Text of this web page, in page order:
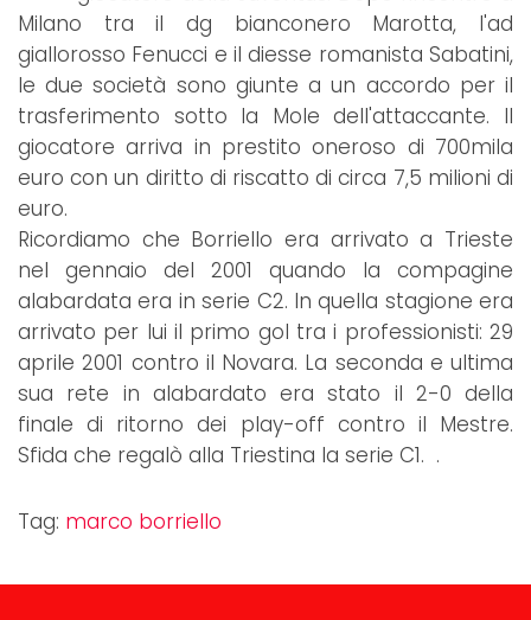
Milano tra il dg bianconero Marotta, l'ad
giallorosso Fenucci e il diesse romanista Sabatini,
le due società sono giunte a un accordo per il
trasferimento sotto la Mole dell'attaccante. Il
giocatore arriva in prestito oneroso di 700mila
euro con un diritto di riscatto di circa 7,5 milioni di
euro.
Ricordiamo che Borriello era arrivato a Trieste
nel gennaio del 2001 quando la compagine
alabardata era in serie C2. In quella stagione era
arrivato per lui il primo gol tra i professionisti: 29
aprile 2001 contro il Novara. La seconda e ultima
sua rete in alabardato era stato il 2-0 della
finale di ritorno dei play-off contro il Mestre.
Sfida che regalò alla Triestina la serie C1. .
Tag: marco borriello